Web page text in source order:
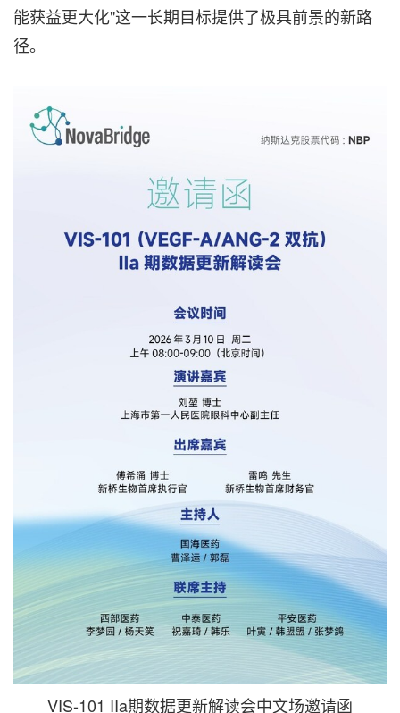
能获益更大化"这一长期目标提供了极具前景的新路
径。
VIS-101 IIa期数据更新解读会中文场邀请函